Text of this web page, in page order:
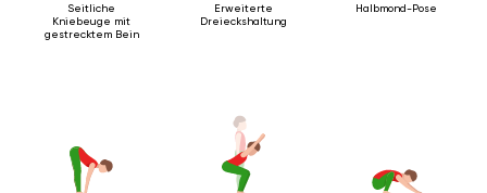
Seitliche
Kniebeuge mit
gestrecktem Bein
Erweiterte
Dreieckshaltung
Halbmond-Pose